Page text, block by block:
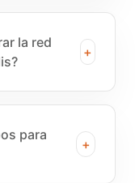
la red
+
para
+